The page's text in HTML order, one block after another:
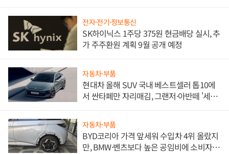
전자·전기·정보통신
SK하이닉스 1주당 375원 현금배당 실시, 추
가 주주환원 계획 9월 공개 예정
자동차·부품
현대차 올해 SUV 국내 베스트셀러 톱10에
서 싼타페만 자리매김, 그랜저·아반떼 '세단
자동차·부품
BYD코리아 가격 앞세워 수입차 4위 올랐지
만, BMW·벤츠보다 높은 공임비에 소비자